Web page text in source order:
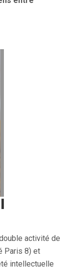
activité de
Paris 8) et
intellectuelle